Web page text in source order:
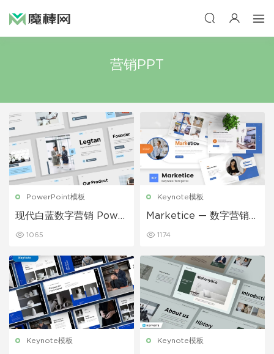
营销PPT
PowerPoint模板
现代白蓝数字营销 Powe
1065
Keynote模板
Marketice — 数字营销主
1174
Keynote模板 Keynote模板